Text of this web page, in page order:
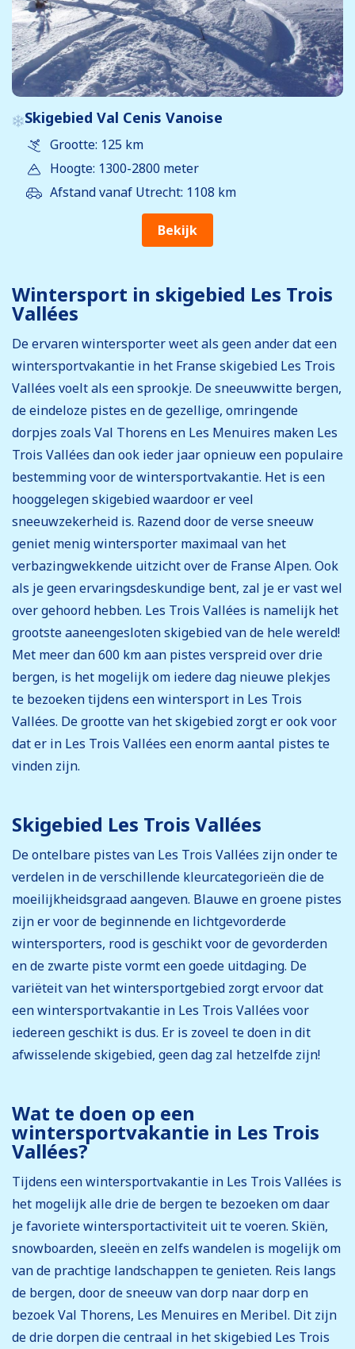
Skigebied Val Cenis Vanoise
Grootte: 125 km
Hoogte: 1300-2800 meter
Afstand vanaf Utrecht: 1108 km
Bekijk
Wintersport in skigebied Les Trois
Vallées
De ervaren wintersporter weet als geen ander dat een
wintersportvakantie in het Franse skigebied Les Trois
Vallées voelt als een sprookje. De sneeuwwitte bergen,
de eindeloze pistes en de gezellige, omringende
dorpjes zoals Val Thorens en Les Menuires maken Les
Trois Vallées dan ook ieder jaar opnieuw een populaire
bestemming voor de wintersportvakantie. Het is een
hooggelegen skigebied waardoor er veel
sneeuwzekerheid is. Razend door de verse sneeuw
geniet menig wintersporter maximaal van het
verbazingwekkende uitzicht over de Franse Alpen. Ook
als je geen ervaringsdeskundige bent, zal je er vast wel
over gehoord hebben. Les Trois Vallées is namelijk het
grootste aaneengesloten skigebied van de hele wereld!
Met meer dan 600 km aan pistes verspreid over drie
bergen, is het mogelijk om iedere dag nieuwe plekjes
te bezoeken tijdens een wintersport in Les Trois
Vallées. De grootte van het skigebied zorgt er ook voor
dat er in Les Trois Vallées een enorm aantal pistes te
vinden zijn.
Skigebied Les Trois Vallées
De ontelbare pistes van Les Trois Vallées zijn onder te
verdelen in de verschillende kleurcategorieën die de
moeilijkheidsgraad aangeven. Blauwe en groene pistes
zijn er voor de beginnende en lichtgevorderde
wintersporters, rood is geschikt voor de gevorderden
en de zwarte piste vormt een goede uitdaging. De
variëteit van het wintersportgebied zorgt ervoor dat
een wintersportvakantie in Les Trois Vallées voor
iedereen geschikt is dus. Er is zoveel te doen in dit
afwisselende skigebied, geen dag zal hetzelfde zijn!
Wat te doen op een
wintersportvakantie in Les Trois
Vallées?
Tijdens een wintersportvakantie in Les Trois Vallées is
het mogelijk alle drie de bergen te bezoeken om daar
je favoriete wintersportactiviteit uit te voeren. Skiën,
snowboarden, sleeën en zelfs wandelen is mogelijk om
van de prachtige landschappen te genieten. Reis langs
de bergen, door de sneeuw van dorp naar dorp en
bezoek Val Thorens, Les Menuires en Meribel. Dit zijn
de drie dorpen die centraal in het skigebied Les Trois